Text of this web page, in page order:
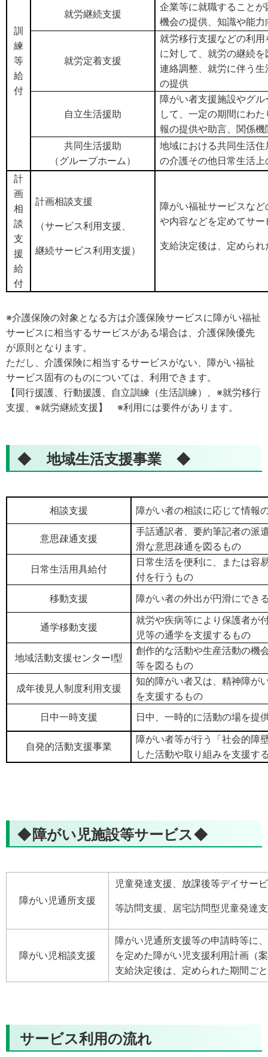
訓
練
等
給
付
就労継続支援
企業等に就職すること
機会の提供、知識や能
就労定着支援
就労移行支援などの利
に対して、就労の継続
連絡調整、就労に伴う
の提供
自立生活援助
障がい者支援施設やグ
して、一定の期間にわ
報の提供や助言、関係
共同生活援助
（グループホーム）
地域における共同生活
の介護その他日常生活
計
画
相
談
支
援
給
付
計画相談支援
（サービス利用支援、
継続サービス利用支援）
障がい福祉サービスな
や内容などを定めてサ
支給決定後は、定めら
※介護保険の対象となる方は介護保険サービスに障がい福祉
サービスに相当するサービスがある場合は、介護保険優先
が原則となります。
ただし、介護保険に相当するサービスがない、障がい福祉
サービス固有のものについては、利用できます。
【同行援護、行動援護、自立訓練（生活訓練）、※就労移行
支援、※就労継続支援】 ※利用には要件があります。
◆ 地域生活支援事業 ◆
相談支援 障がい者の相談に応じて情報
意思疎通支援
手話通訳者、要約筆記者の派
滑な意思疎通を図るもの
日常生活用具給付
日常生活を便利に、または容
付を行うもの
移動支援
障がい者の外出が円滑にでき
通学移動支援
就労や疾病等により保護者が
児等の通学を支援するもの
地域活動支援センターⅠ型
創作的な活動や生産活動の機
等を図るもの
成年後見人制度利用支援
知的障がい者又は、精神障が
を支援するもの
日中一時支援
日中、一時的に活動の場を提
自発的活動支援事業
障がい者等が行う「社会的障
した活動や取り組みを支援す
◆障がい児施設等サービス◆
障がい児通所支援
児童発達支援、放課後等デイサー
等訪問支援、居宅訪問型児童発達
障がい児相談支援
障がい児通所支援等の申請時等に
を定めた障がい児支援利用計画（
支給決定後は、定められた期間ご
サービス利用の流れ